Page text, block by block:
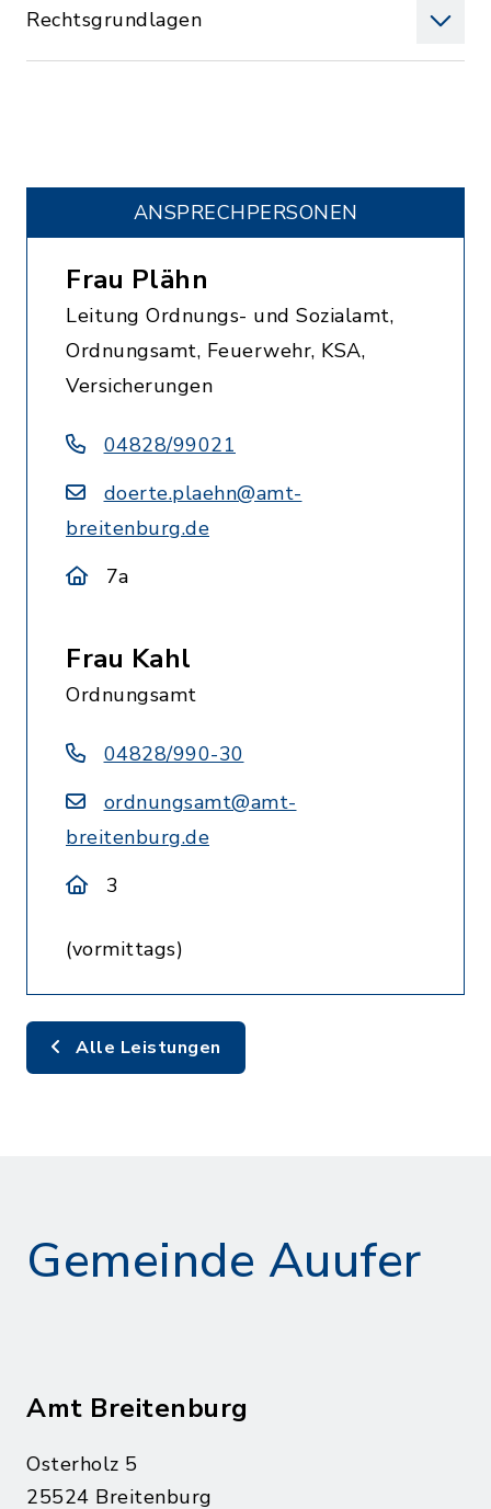
Rechtsgrundlagen
ANSPRECHPERSONEN
Frau Plähn
Leitung Ordnungs- und Sozialamt,
Ordnungsamt, Feuerwehr, KSA,
Versicherungen
04828/99021
doerte.plaehn@amt-
breitenburg.de
7a
Frau Kahl
Ordnungsamt
04828/990-30
ordnungsamt@amt-
breitenburg.de
3
(vormittags)
Alle Leistungen
Gemeinde Auufer
Amt Breitenburg
Osterholz 5
25524 Breitenburg